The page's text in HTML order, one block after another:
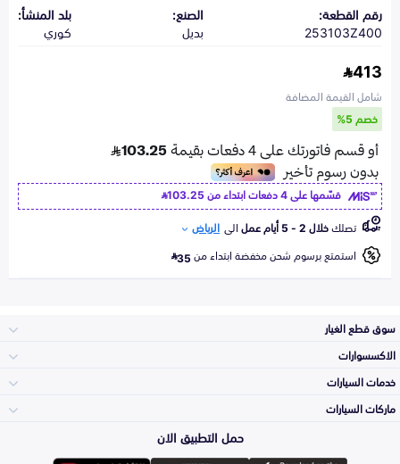
رقم القطعة:
253103Z400
الصنع:
بديل
بلد المنشأ:
كوري
413
شامل القيمة المضافة
خصم 5%
قسّمها على 4 دفعات ابتداء من
103.25
تصلكخلال 2 - 5 أيام عمل الى الرياض
استمتع برسوم شحن مخفضة ابتداء من35
سوق قطع الغيار
المكائن، القيرات
وملحقاتها
الاكسسوارات
خدمات السيارات
الأكثر مبيعاً
ماركات السيارات
تويوتا
حمل التطبيق الان